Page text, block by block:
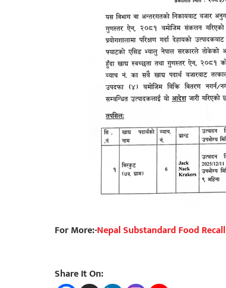
For More:-Nepal Substandard Food Recall
Share It On: